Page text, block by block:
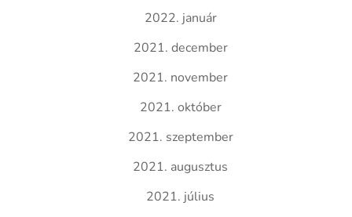
2022. január
2021. december
2021. november
2021. október
2021. szeptember
2021. augusztus
2021. július